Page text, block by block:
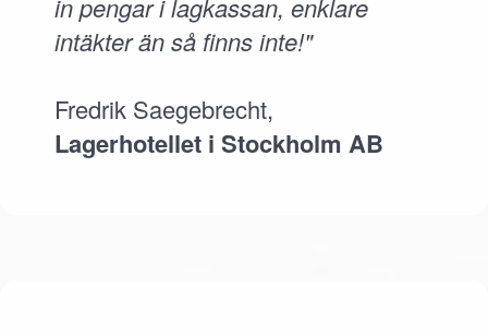
in pengar i lagkassan, enklare
intäkter än så finns inte!"
Fredrik Saegebrecht,
Lagerhotellet i Stockholm AB